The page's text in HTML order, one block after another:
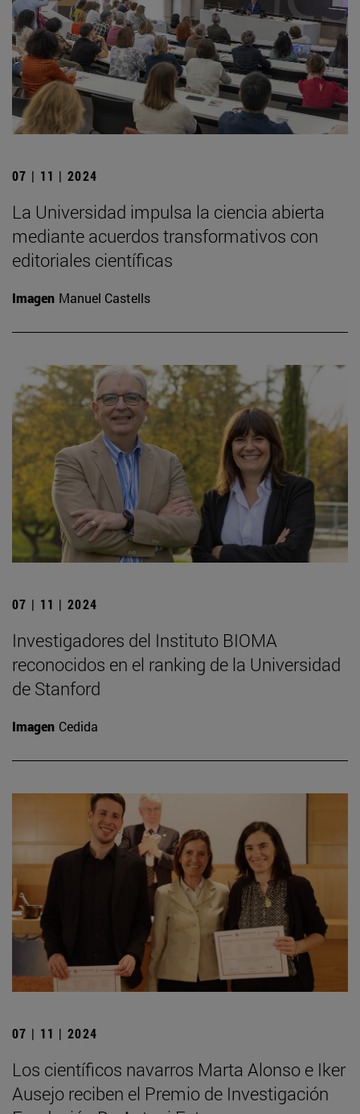
07 | 11 | 2024
La Universidad impulsa la ciencia abierta
mediante acuerdos transformativos con
editoriales científicas
Imagen Manuel Castells
07 | 11 | 2024
Investigadores del Instituto BIOMA
reconocidos en el ranking de la Universidad
de Stanford
Imagen Cedida
07 | 11 | 2024
Los científicos navarros Marta Alonso e Iker
Ausejo reciben el Premio de Investigación